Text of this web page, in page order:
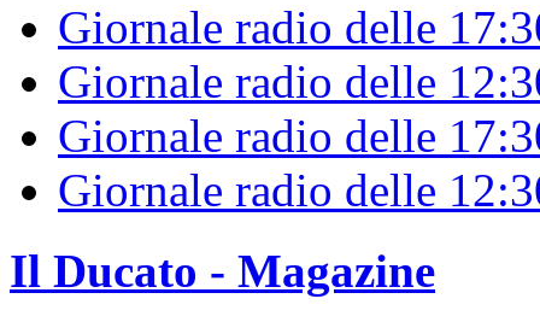
Giornale radio delle
Giornale radio delle
Giornale radio delle
Giornale radio delle
Il Ducato - Magazine